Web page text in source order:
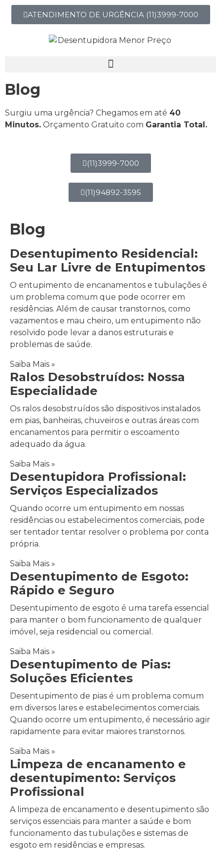
ATENDIMENTO DE URGÊNCIA (11)3999-7000
Blog
Surgiu uma urgência? Chegamos em até 40
Minutos. Orçamento Gratuito com Garantia Total.
(11)3999-7000
(11)94892-3595
Blog
Desentupimento Residencial:
Seu Lar Livre de Entupimentos
O entupimento de encanamentos e tubulações é
um problema comum que pode ocorrer em
residências. Além de causar transtornos, como
vazamentos e mau cheiro, um entupimento não
resolvido pode levar a danos estruturais e
problemas de saúde.
Saiba Mais »
Ralos Desobstruídos: Nossa
Especialidade
Os ralos desobstruídos são dispositivos instalados
em pias, banheiras, chuveiros e outras áreas com
encanamentos para permitir o escoamento
adequado da água.
Saiba Mais »
Desentupidora Profissional:
Serviços Especializados
Quando ocorre um entupimento em nossas
residências ou estabelecimentos comerciais, pode
ser tentador tentar resolver o problema por conta
própria.
Saiba Mais »
Desentupimento de Esgoto:
Rápido e Seguro
Desentupimento de esgoto é uma tarefa essencial
para manter o bom funcionamento de qualquer
imóvel, seja residencial ou comercial.
Saiba Mais »
Desentupimento de Pias:
Soluções Eficientes
Desentupimento de pias é um problema comum
em diversos lares e estabelecimentos comerciais.
Quando ocorre um entupimento, é necessário agir
rapidamente para evitar maiores transtornos.
Saiba Mais »
Limpeza de encanamento e
desentupimento: Serviços
Profissional
A limpeza de encanamento e desentupimento são
serviços essenciais para manter a saúde e bom
funcionamento das tubulações e sistemas de
esgoto em residências e empresas.